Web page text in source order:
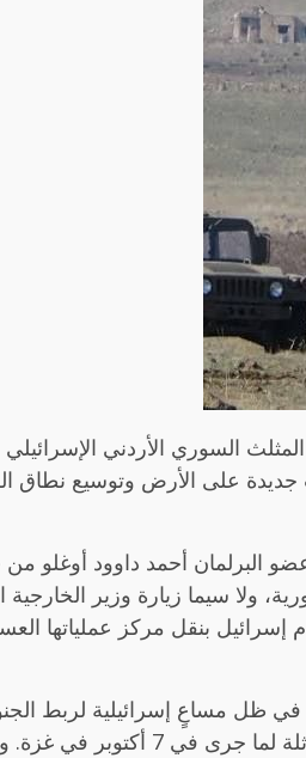
السوري الأردني
جديدة على الأرض وتوسيع
البرلمان أحمد داوود أوغلو
ولا سيما زيارة وزير
بنقل مركز عملياتها
ظل مساعٍ إسرائيلية لربط
بالجنوب السوري، بما يشكّل، بحسب ما تطرحه حكومة الاحتلال،